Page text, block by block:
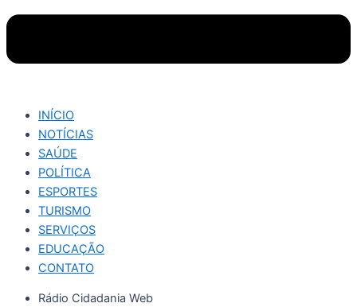
INÍCIO
NOTÍCIAS
SAÚDE
POLÍTICA
ESPORTES
TURISMO
SERVIÇOS
EDUCAÇÃO
CONTATO
Rádio Cidadania Web